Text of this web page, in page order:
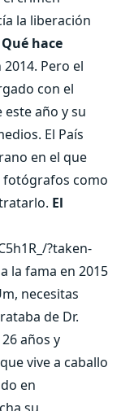
la liberación
Qué hace
Pero el
con el
año y su
El País
en el que
fotógrafos como
El
?taken-
la fama en 2015
necesitas
de Dr.
años y
vive a caballo
en